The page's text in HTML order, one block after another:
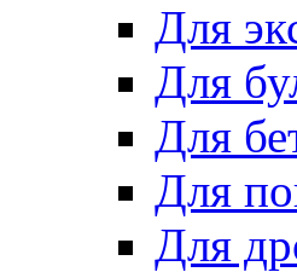
Для
Для
Для
Для
Для